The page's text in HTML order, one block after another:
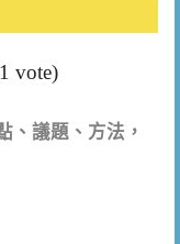
vote)
、議題、方法，